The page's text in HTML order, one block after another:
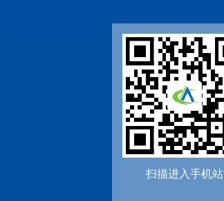
扫描进入手机站